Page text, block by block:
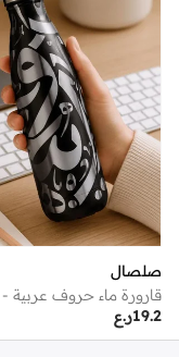
صلصال
ر.ع19.2